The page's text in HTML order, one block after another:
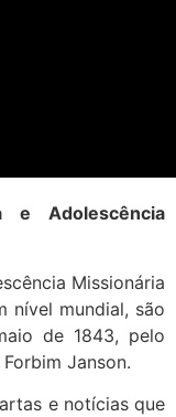
e Adolescência
Missionária
nível mundial, são
de 1843, pelo
Janson.
e notícias que